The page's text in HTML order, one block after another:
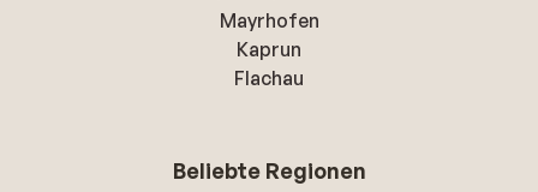
Mayrhofen
Kaprun
Flachau
Beliebte Regionen